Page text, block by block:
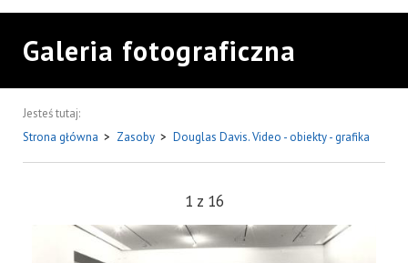
Galeria fotograficzna
Jesteś tutaj:
Strona główna > Zasoby > Douglas Davis. Video - obiekty - grafika
1 z 16